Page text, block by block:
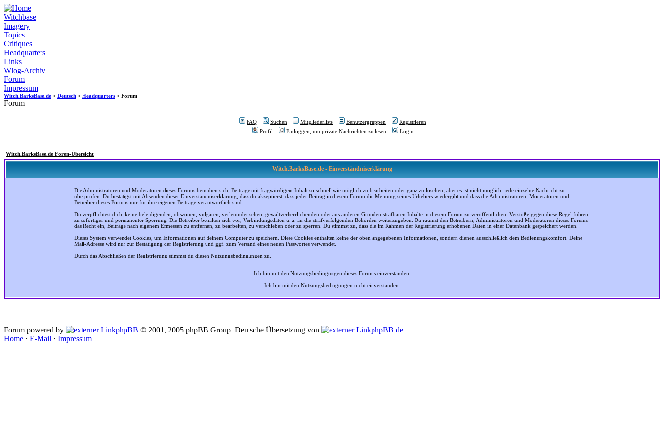
Witchbase
Imagery
Topics
Critiques
Headquarters
Links
Wlog-Archiv
Forum
Impressum
Witch.BarksBase.de > Deutsch > Headquarters > Forum
Forum
FAQ Suchen Mitgliederliste Benutzergruppen
Registrieren
Profil
Einloggen, um private Nachrichten zu lesen Login
Witch.BarksBase.de Foren-Übersicht
Witch.BarksBase.de - Einverständniserklärung
Die Administratoren und Moderatoren dieses Forums bemühen sich, Beiträge mit fragwürdigem Inhalt so schnell wie möglich zu bearbeiten oder ganz zu löschen; aber es ist nicht möglich, jede einzelne Nachricht zu
überprüfen. Du bestätigst mit Absenden dieser Einverständniserklärung, dass du akzeptierst, dass jeder Beitrag in diesem Forum die Meinung seines Urhebers wiedergibt und dass die Administratoren, Moderatoren und
Betreiber dieses Forums nur für ihre eigenen Beiträge verantwortlich sind.
Du verpflichtest dich, keine beleidigenden, obszönen, vulgären, verleumderischen, gewaltverherrlichenden oder aus anderen Gründen strafbaren Inhalte in diesem Forum zu veröffentlichen. Verstöße gegen diese Regel führen
zu sofortiger und permanenter Sperrung. Die Betreiber behalten sich vor, Verbindungsdaten u. ä. an die strafverfolgenden Behörden weiterzugeben. Du räumst den Betreibern, Administratoren und Moderatoren dieses Forums
das Recht ein, Beiträge nach eigenem Ermessen zu entfernen, zu bearbeiten, zu verschieben oder zu sperren. Du stimmst zu, dass die im Rahmen der Registrierung erhobenen Daten in einer Datenbank gespeichert werden.
Dieses System verwendet Cookies, um Informationen auf deinem Computer zu speichern. Diese Cookies enthalten keine der oben angegebenen Informationen, sondern dienen ausschließlich dem Bedienungskomfort. Deine
Mail-Adresse wird nur zur Bestätigung der Registrierung und ggf. zum Versand eines neuen Passwortes verwendet.
Durch das Abschließen der Registrierung stimmst du diesen Nutzungsbedingungen zu.
Ich bin mit den Nutzungsbedingungen dieses Forums einverstanden.
Ich bin mit den Nutzungsbedingungen nicht einverstanden.
Forum powered by phpBB © 2001, 2005 phpBB Group. Deutsche Übersetzung von phpBB.de.
Home · E-Mail · Impressum